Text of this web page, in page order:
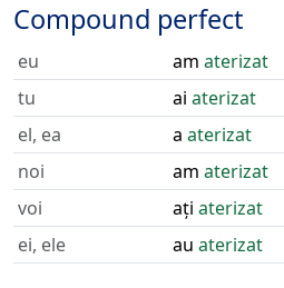
Compound perfect
eu am aterizat
tu
ai aterizat
el, ea
a aterizat
noi
am aterizat
voi
ați aterizat
ei, ele
au aterizat